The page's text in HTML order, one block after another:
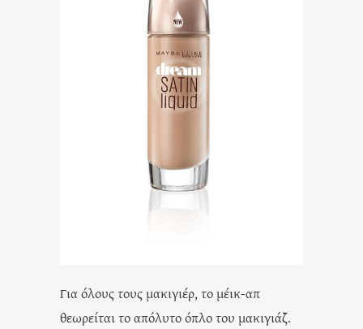
Για όλους τους μακιγιέρ, το μέικ-απ
θεωρείται το απόλυτο όπλο του μακιγιάζ.